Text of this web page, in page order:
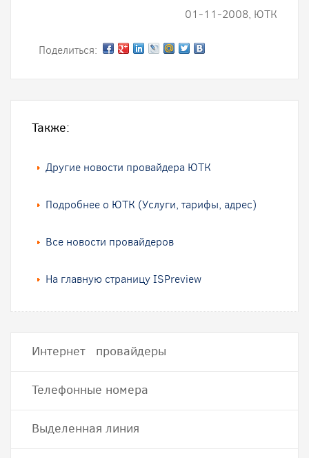
01-11-2008, ЮТК
Поделиться:
Также:
Другие новости провайдера ЮТК
Подробнее о ЮТК (Услуги, тарифы, адрес)
Все новости провайдеров
На главную страницу ISPreview
Интернет провайдеры
Телефонные номера
Выделенная линия